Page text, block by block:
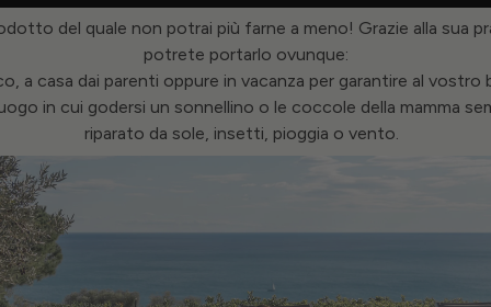
del quale non potrai più farne a meno! Grazie alla sua
potrete portarlo ovunque:
a casa dai parenti oppure in vacanza per garantire al vostro
in cui godersi un sonnellino o le coccole della mamma
riparato da sole, insetti, pioggia o vento.